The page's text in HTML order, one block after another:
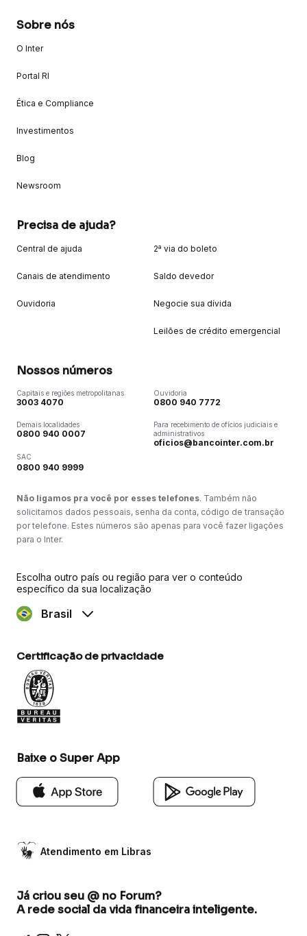
Sobre nós
O Inter
Portal RI
Ética e Compliance
Investimentos
Blog
Newsroom
Precisa de ajuda?
Central de ajuda
Canais de atendimento
Ouvidoria
2ª via do boleto
Saldo devedor
Negocie sua dívida
Leilões de crédito emergencial
Nossos números
Capitais e regiões metropolitanas
3003 4070
Demais localidades
0800 940 0007
SAC
0800 940 9999
Ouvidoria
0800 940 7772
Para recebimento de ofícios judiciais e
administrativos
oficios@bancointer.com.br
Não ligamos pra você por esses telefones. Também não
solicitamos dados pessoais, senha da conta, código de transação
por telefone. Estes números são apenas para você fazer ligações
para o Inter.
Escolha outro país ou região para ver o conteúdo
específico da sua localização
Brasil
Certificação de privacidade
Baixe o Super App
Atendimento em Libras
Já criou seu @ no Forum?
A rede social da vida financeira inteligente.